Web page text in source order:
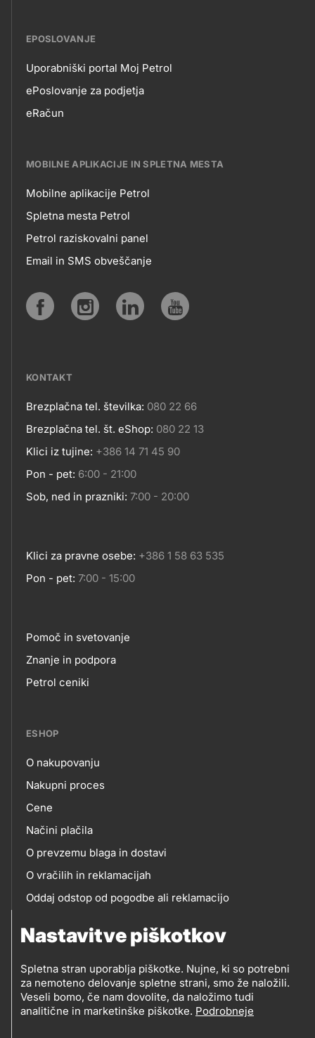
Nastavitve piškotkov
Spletna stran uporablja piškotke. Nujne, ki so potrebni
za nemoteno delovanje spletne strani, smo že naložili.
Veseli bomo, če nam dovolite, da naložimo tudi
analitične in marketinške piškotke. Podrobneje
EPOSLOVANJE
EPOSLOVANJE
Uporabniški portal Moj Petrol
ePoslovanje za podjetja
eRačun
MOBILNE APLIKACIJE IN SPLETNA MESTA
MOBILNE
APLIKACIJE
SPLETNA
Mobilne aplikacije Petrol
Spletna mesta Petrol
Petrol raziskovalni panel
Email in SMS obveščanje
KONTAKT
Kontakt
Brezplačna tel. številka: 080 22 66
Brezplačna tel. št. eShop: 080 22 13
Klici iz tujine: +386 14 71 45 90
Pon - pet: 6:00 - 21:00
Sob, ned in prazniki: 7:00 - 20:00
Klici za pravne osebe: +386 1 58 63 535
Pon - pet: 7:00 - 15:00
Footer
links
Pomoč in svetovanje
Znanje in podpora
Petrol ceniki
ESHOP
eshop
O nakupovanju
Nakupni proces
Cene
Načini plačila
O prevzemu blaga in dostavi
O vračilih in reklamacijah
Oddaj odstop od pogodbe ali reklamacijo
(OEEO)